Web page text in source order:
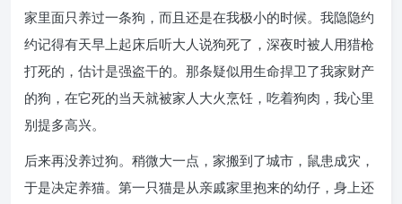
家里面只养过一条狗，而且还是在我极小的时候。我隐隐约
约记得有天早上起床后听大人说狗死了，深夜时被人用猎枪
打死的，估计是强盗干的。那条疑似用生命捍卫了我家财产
的狗，在它死的当天就被家人大火烹饪，吃着狗肉，我心里
别提多高兴。
后来再没养过狗。稍微大一点，家搬到了城市，鼠患成灾，
于是决定养猫。第一只猫是从亲戚家里抱来的幼仔，身上还